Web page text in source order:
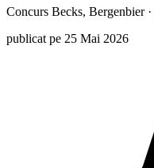
Concurs Becks, Bergenbier·
publicat pe 25 Mai 2026